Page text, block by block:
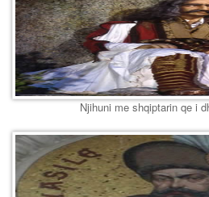
Njihuni me shqiptarin qe i